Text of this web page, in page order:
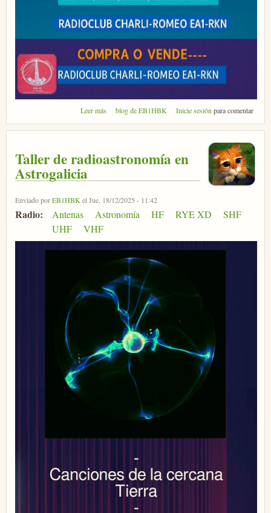
Leer más sobre VIII Cacharreo de radio EA1RKN en Portas
blog de EB1HBK Inicie sesión para comentar
Taller de radioastronomía en
Astrogalicia
Enviado porEB1HBK el Jue, 18/12/2025 - 11:42
Radio: Antenas Astronomía HF RYE XD
SHF
UHF
VHF